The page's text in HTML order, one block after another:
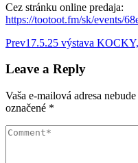
Cez stránku online predaja:
https://tootoot.fm/sk/events/
Post
navigation
Prev17.5.25 výstava
Leave a Reply
Vaša e-mailová adresa
označené *